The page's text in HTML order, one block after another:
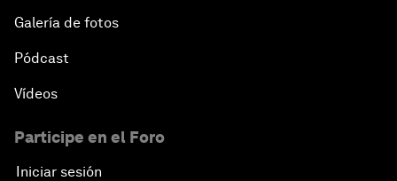
Galería de fotos
Pódcast
Vídeos
Participe en el Foro
Iniciar sesión